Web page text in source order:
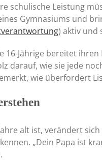
schulische Leistung
Gymnasiums und
) aktiv und
16-Jährige bereitet
darauf, wie sie jede
wie überfordert
alt ist, verändert
„Dein Papa ist